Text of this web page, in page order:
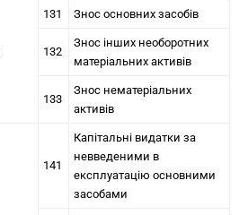
131 Знос основних засобів
132
Знос інших необоротних
матеріальних активів
133
Знос нематеріальних
активів
141
Капітальні видатки за
невведеними в
експлуатацію основними
засобами